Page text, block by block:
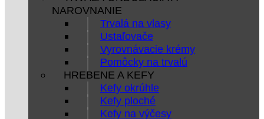
NAROVNANIE
Trvalá na vlasy
Ustaľovače
Vyrovnávacie krémy
Pomôcky na trvalú
HREBENE A KEFY
Kefy okrúhle
Kefy ploché
Kefy na výčesy